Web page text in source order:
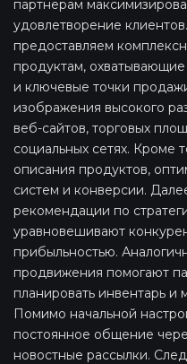
партнерам
удовлетворение
предоставляем
продуктам, охватывающие
и ключевые точки
изображения высокого
веб-сайтов, торговых
социальных сетях. Кроме
описания продуктов,
систем и конверсии.
рекомендации по
уравновешивают
прибыльностью.
продвижения помогают
планировать инвентарь и
Помимо начальной
постоянное общение
новостные рассылки.